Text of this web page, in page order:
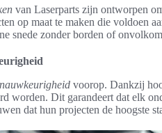
van Laserparts zijn ontworpen
op maat te maken die voldoen
snede zonder borden of
nauwkeurigheid voorop. Dankzij
worden. Dit garandeert dat elk
dat hun projecten de hoogste